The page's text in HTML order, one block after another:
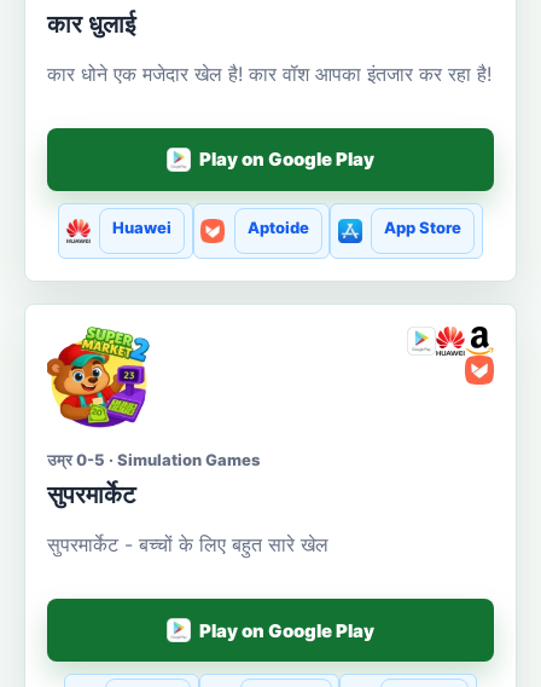
कार धुलाई
कार धोने एक मजेदार खेल है! कार वॉश आपका इंतजार कर रहा है!
Play on Google Play
Huawei Aptoide App Store
उम्र 0-5 · Simulation Games
सुपरमार्केट
सुपरमार्केट - बच्चों के लिए बहुत सारे खेल
Play on Google Play